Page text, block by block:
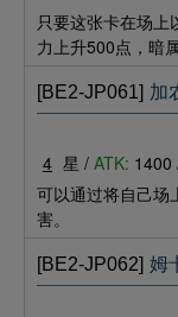
只要这张卡在场
力上升500点，暗
[BE2-JP061] 加
4 星 / ATK: 1400
可以通过将自己场
害。
[BE2-JP062] 姆